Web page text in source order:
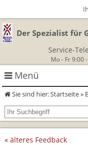
Der Spezialist für
Service-
Mo - Fr 9:00
Menü
Rundreisen
Autorundreisen
Wanderurlaub
Sie sind hier:Startseite»
« älteres Feedback